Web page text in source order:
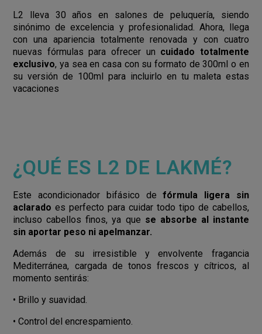
L2 lleva 30 años en salones de peluquería, siendo
sinónimo de excelencia y profesionalidad. Ahora, llega
con una apariencia totalmente renovada y con cuatro
nuevas fórmulas para ofrecer un cuidado totalmente
exclusivo, ya sea en casa con su formato de 300ml o en
su versión de 100ml para incluirlo en tu maleta estas
vacaciones
¿QUÉ ES L2 DE LAKMÉ?
Este acondicionador bifásico de fórmula ligera sin
aclarado es perfecto para cuidar todo tipo de cabellos,
incluso cabellos finos, ya que se absorbe al instante
sin aportar peso ni apelmanzar.
Además de su irresistible y envolvente fragancia
Mediterránea, cargada de tonos frescos y cítricos, al
momento sentirás:
• Brillo y suavidad.
• Control del encrespamiento.